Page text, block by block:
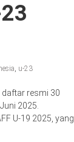
, u-23
daftar resmi 30
2025.
U-19 2025, yang